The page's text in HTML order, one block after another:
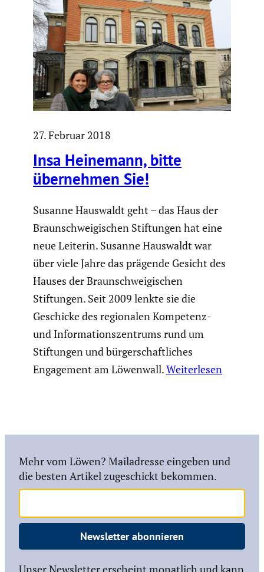
27. Februar 2018
Insa Heinemann, bitte
übernehmen Sie!
Susanne Hauswaldt geht – das Haus der
Braun­schwei­gi­schen Stiftungen hat eine
neue Leiterin. Susanne Hauswaldt war
über viele Jahre das prägende Gesicht des
Hauses der Braun­schwei­gi­schen
Stiftungen. Seit 2009 lenkte sie die
Geschicke des regio­nalen Kompetenz-
und Infor­ma­ti­ons­zen­trums rund um
Stiftungen und bürger­schaft­li­ches
Engage­ment am Löwenwall.Weiterlesen
Mehr vom Löwen? Mailadresse eingeben und
die besten Artikel zugeschickt bekommen.
Newsletter abonnieren
Unser Newsletter erscheint monatlich und kann